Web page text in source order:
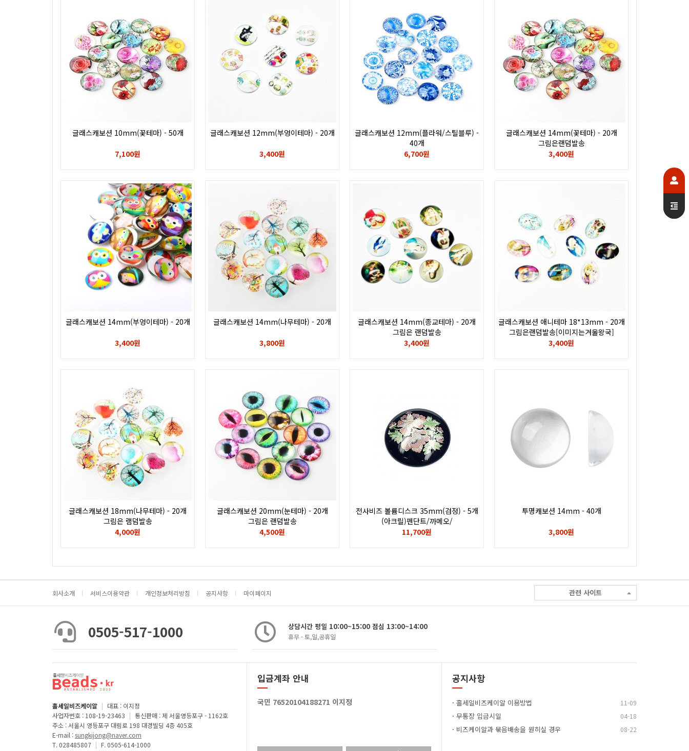
글래스캐보션 10mm(꽃테마) - 50개
7,100원
글래스캐보션 12mm(부엉이테마) - 20개
3,400원
글래스캐보션 12mm(플라워/스틸블루) -
40개
6,700원
글래스캐보션 14mm(꽃테마) - 20개
그림은랜덤발송
3,400원
글래스캐보션 14mm(부엉이테마) - 20개
3,400원
글래스캐보션 14mm(나무테마) - 20개
3,800원
글래스캐보션 14mm(종교테마) - 20개
그림은 랜덤발송
3,400원
글래스캐보션 애니테마 18*13mm - 20개
그림은랜덤발송[이미지는겨울왕국]
3,400원
글래스캐보션 18mm(나무테마) - 20개
그림은 램덤발송
4,000원
글래스캐보션 20mm(눈테마) - 20개
그림은 랜덤발송
4,500원
전사비즈 볼륨디스크 35mm(검정) - 5개
(아크릴)펜단트/까메오/
브로치용으로사용하실수있으십니다
11,700원
투명캐보션 14mm - 40개
3,800원
회사소개 서비스이용약관 개인정보처리방침 공지사항 마이페이지 관련 사이트
0505-517-1000 상담시간 평일 10:00~15:00 점심 13:00~14:00
휴무 - 토,일,공휴일
홀세일비즈케이알 | 대표 : 이지정
사업자번호 : 108-19-23463 | 통신판매 : 제 서울영등포구 - 1162호
주소 : 서울시 영등포구 대림로 198 대경빌딩 4층 405호
E-mail :sungkijong@naver.com
T. 028485807 | F. 0505-614-1000
입금계좌 안내
국민 76520104188271 이지정
공지사항
· 홀세일비즈케이알 이용방법 11-09
· 무통장 입금시일 04-18
· 비즈케이알과 묶음배송을 원히실 경우 08-22